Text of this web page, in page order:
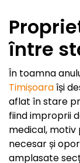
între
În toamna
Timișoaraîși
aflat în stare
fiind improprii
medical,
necesar și
amplasate